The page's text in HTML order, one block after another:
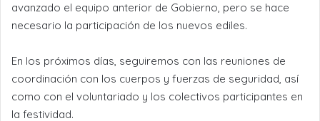
avanzado el equipo anterior de Gobierno, pero se hace
necesario la participación de los nuevos ediles.
En los próximos días, seguiremos con las reuniones de
coordinación con los cuerpos y fuerzas de seguridad, así
como con el voluntariado y los colectivos participantes en
la festividad.